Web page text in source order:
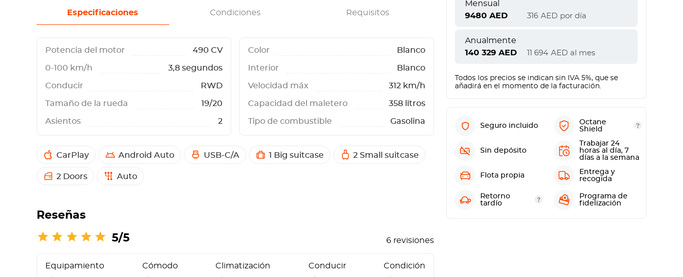
Mensual
9480 AED 316 AED por día
Anualmente
140 329 AED 11 694 AED al mes
Todos los precios se indican sin IVA 5%, que se
añadirá en el momento de la facturación.
Seguro incluido
Octane
Shield
Sin depósito
Trabajar 24
horas al día, 7
días a la semana
Flota propia
Entrega y
recogida
Retorno
tardío
Programa de
fidelización
Especificaciones Condiciones Requisitos
Potencia del motor 490 CV
0-100 km/h 3,8 segundos
Conducir RWD
Tamaño de la rueda 19/20
Asientos 2
Color Blanco
Interior Blanco
Velocidad máx 312 km/h
Capacidad del maletero 358 litros
Tipo de combustible Gasolina
CarPlay Android Auto USB-C/A 1 Big suitcase 2 Small suitcase
2 Doors Auto
Reseñas
5/5 6 revisiones
Equipamiento
Cómodo
Climatización
Conducir
Condición